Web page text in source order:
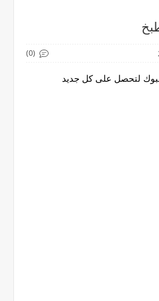
(0)
لتحصل على كل جديد